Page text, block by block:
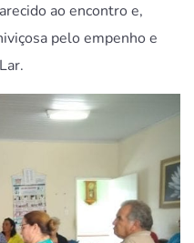
ao encontro e,
pelo empenho e